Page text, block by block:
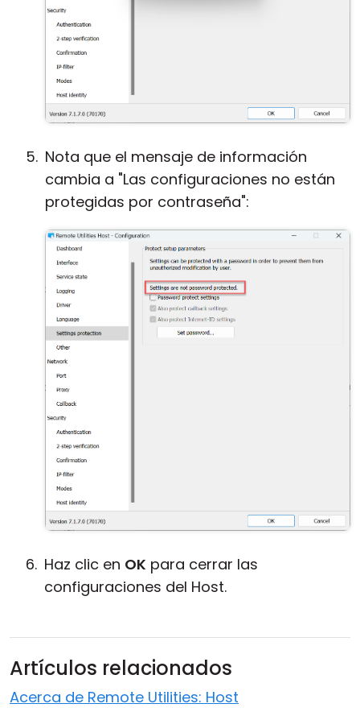
Nota que el mensaje de información
cambia a "Las configuraciones no están
protegidas por contraseña":
Haz clic en OK para cerrar las
configuraciones del Host.
Artículos relacionados
Acerca de Remote Utilities: Host